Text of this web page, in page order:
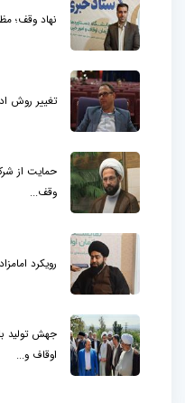
نهاد وقف؛
تغییر روش
حمایت از
وقف...
رویکرد
جهش تولید
اوقاف و...